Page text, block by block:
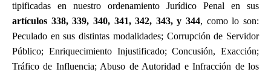
tipificadas en nuestro ordenamiento Jurídico Penal en sus
artículos 338, 339, 340, 341, 342, 343, y 344, como lo son:
Peculado en sus distintas modalidades; Corrupción de Servidor
Público; Enriquecimiento Injustificado; Concusión, Exacción;
Tráfico de Influencia; Abuso de Autoridad e Infracción de los